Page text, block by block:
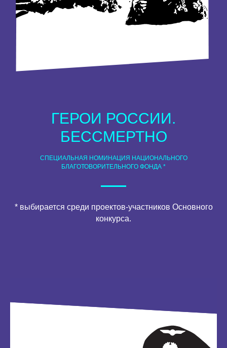
ГЕРОИ РОССИИ.
БЕССМЕРТНО
СПЕЦИАЛЬНАЯ НОМИНАЦИЯ НАЦИОНАЛЬНОГО
БЛАГОТОВОРИТЕЛЬНОГО ФОНДА *
* выбирается среди проектов-участников Основного
конкурса.